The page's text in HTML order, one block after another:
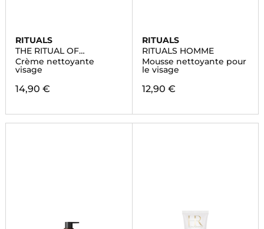
RITUALS
THE RITUAL OF
NAMASTE
Crème nettoyante
visage
14,90 €
RITUALS
RITUALS HOMME
Mousse nettoyante pour
le visage
12,90 €